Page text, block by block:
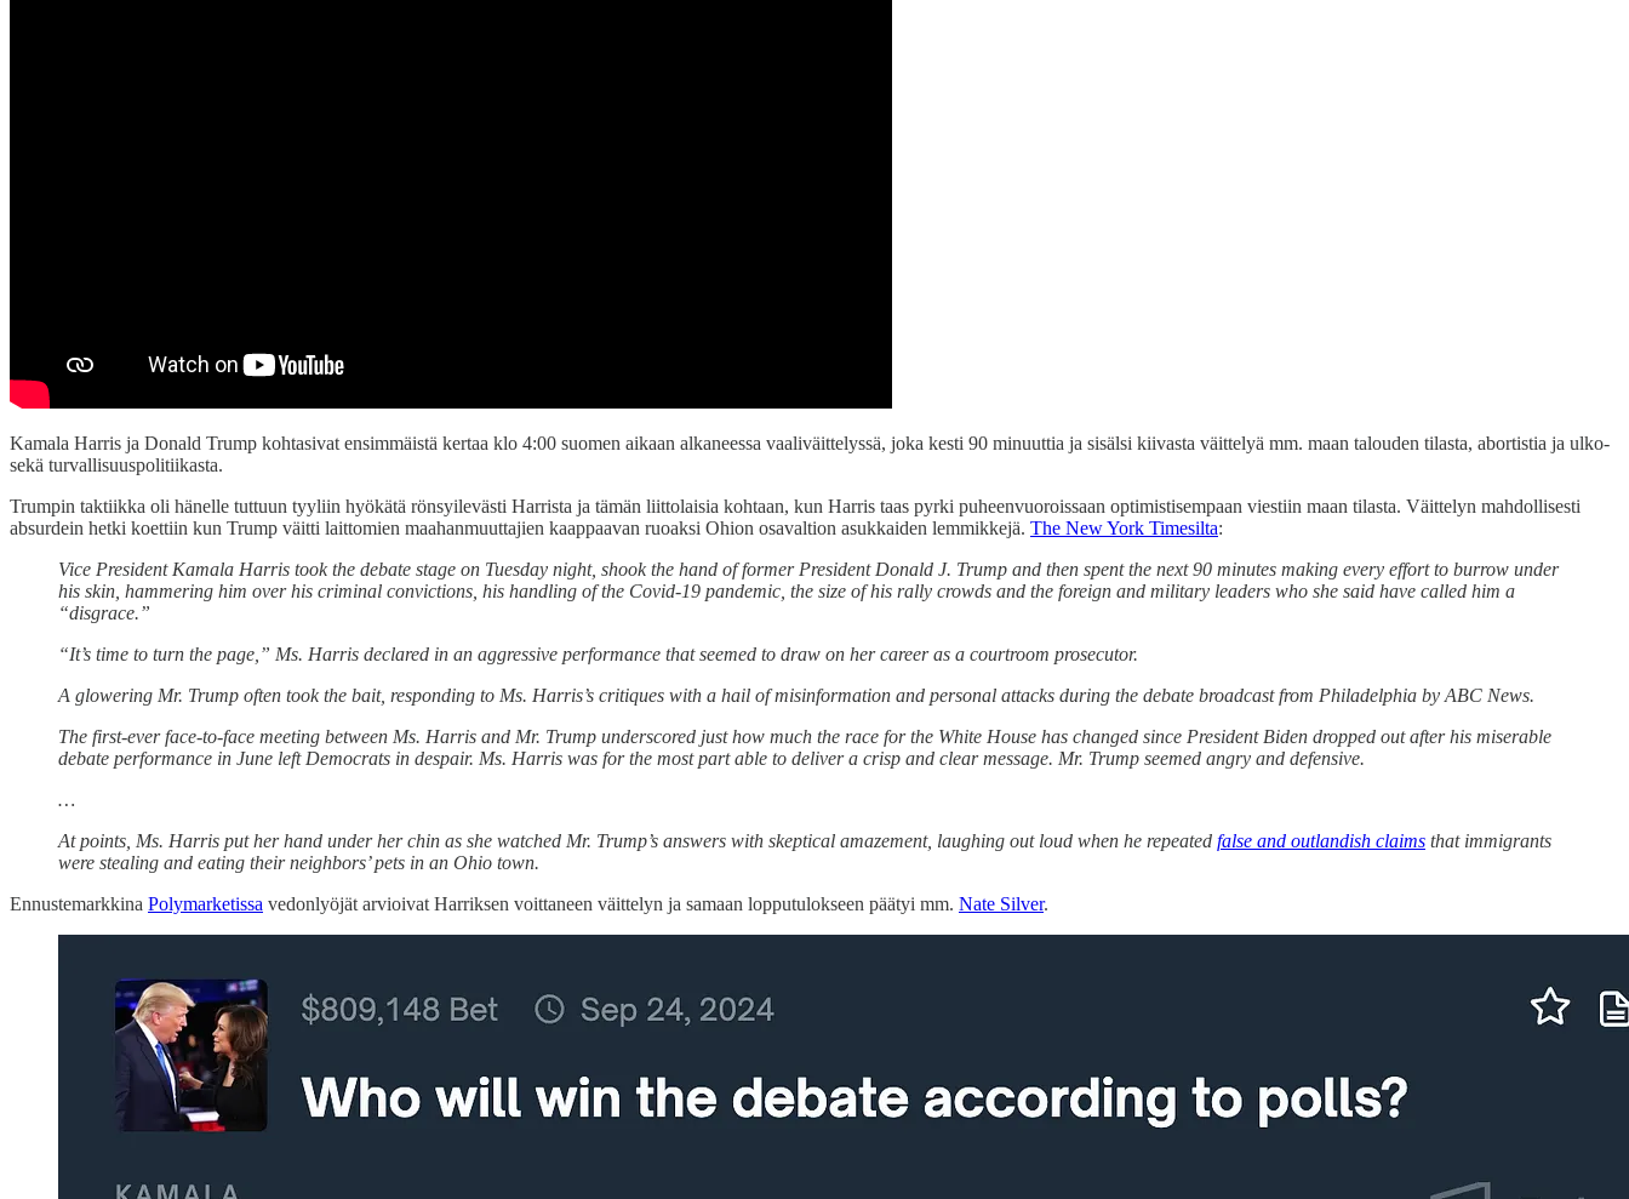
Kamala Harris ja Donald Trump kohtasivat ensimmäistä kertaa klo 4:00 suomen aikaan alkaneessa vaaliväittelyssä, joka kesti 90 minuuttia ja sisälsi kiivasta väittelyä mm. maan talouden tilasta, abortistia ja ulko-
sekä turvallisuuspolitiikasta.
Trumpin taktiikka oli hänelle tuttuun tyyliin hyökätä rönsyilevästi Harrista ja tämän liittolaisia kohtaan, kun Harris taas pyrki puheenvuoroissaan optimistisempaan viestiin maan tilasta. Väittelyn mahdollisesti
absurdein hetki koettiin kun Trump väitti laittomien maahanmuuttajien kaappaavan ruoaksi Ohion osavaltion asukkaiden lemmikkejä. The New York Timesilta:
Vice President Kamala Harris took the debate stage on Tuesday night, shook the hand of former President Donald J. Trump and then spent the next 90 minutes making every effort to burrow under
his skin, hammering him over his criminal convictions, his handling of the Covid-19 pandemic, the size of his rally crowds and the foreign and military leaders who she said have called him a
“disgrace.”
“It’s time to turn the page,” Ms. Harris declared in an aggressive performance that seemed to draw on her career as a courtroom prosecutor.
A glowering Mr. Trump often took the bait, responding to Ms. Harris’s critiques with a hail of misinformation and personal attacks during the debate broadcast from Philadelphia by ABC News.
The first-ever face-to-face meeting between Ms. Harris and Mr. Trump underscored just how much the race for the White House has changed since President Biden dropped out after his miserable
debate performance in June left Democrats in despair. Ms. Harris was for the most part able to deliver a crisp and clear message. Mr. Trump seemed angry and defensive.
…
At points, Ms. Harris put her hand under her chin as she watched Mr. Trump’s answers with skeptical amazement, laughing out loud when he repeated false and outlandish claims that immigrants
were stealing and eating their neighbors’ pets in an Ohio town.
Ennustemarkkina Polymarketissa vedonlyöjät arvioivat Harriksen voittaneen väittelyn ja samaan lopputulokseen päätyi mm. Nate Silver.